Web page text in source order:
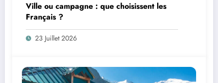
Ville ou campagne : que choisissent les
Français ?
23 Juillet 2026